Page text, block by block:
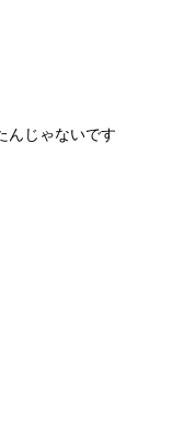
んじゃないです